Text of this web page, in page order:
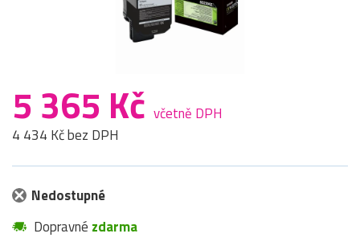
5 365 Kč včetně DPH
4 434 Kč bez DPH
Nedostupné
Dopravné zdarma